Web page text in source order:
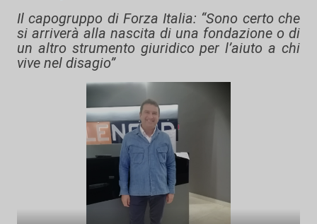
Il capogruppo di Forza Italia: “Sono certo che
si arriverà alla nascita di una fondazione o di
un altro strumento giuridico per l’aiuto a chi
vive nel disagio”